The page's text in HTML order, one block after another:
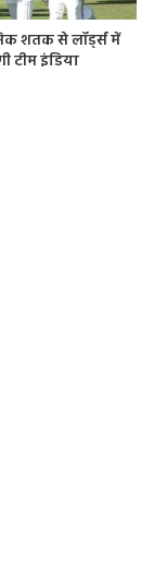
शतक से लॉर्ड्स में
टीम इंडिया